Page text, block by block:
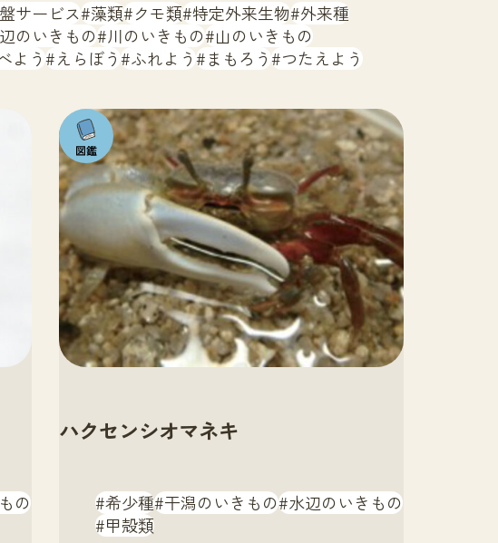
サービス 藻類 クモ類 特定外来生物 外来種
のいきもの 川のいきもの 山のいきもの
よう えらぼう ふれよう まもろう つたえよう
の
注目の
いきも
の
ハクセンシオマネキ
希少種 干潟のいきもの 水辺のいきもの
甲殻類